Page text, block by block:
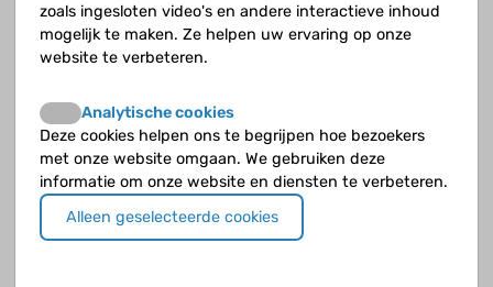
Te grote schildklier (struma)
Als de hele schildklier zo vergroot is dat je het
kunt voelen of als je een duidelijke zwelling ziet
voor in de hals, heet dat struma. Soms is enkel
een gedeelte van de schildklier vergroot.
zoals ingesloten video's en andere interactieve inhoud
mogelijk te maken. Ze helpen uw ervaring op onze
website te verbeteren.
Analytische cookies
Deze cookies helpen ons te begrijpen hoe bezoekers
met onze website omgaan. We gebruiken deze
informatie om onze website en diensten te verbeteren.
Alleen geselecteerde cookies